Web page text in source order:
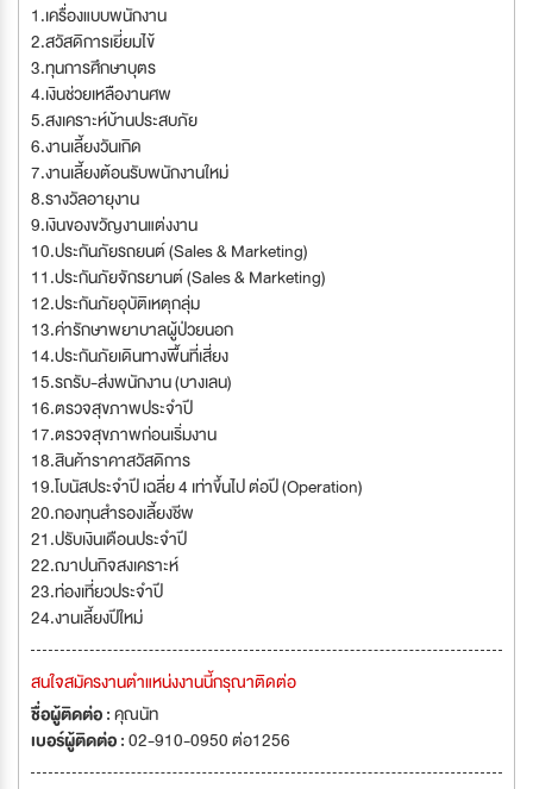
1.เครื่องแบบพนักงาน
2.สวัสดิการเยี่ยมไข้
3.ทุนการศึกษาบุตร
4.เงินช่วยเหลืองานศพ
5.สงเคราะห์บ้านประสบภัย
6.งานเลี้ยงวันเกิด
7.งานเลี้ยงต้อนรับพนักงานใหม่
8.รางวัลอายุงาน
9.เงินของขวัญงานแต่งงาน
10.ประกันภัยรถยนต์ (Sales & Marketing)
11.ประกันภัยจักรยานต์ (Sales & Marketing)
12.ประกันภัยอุบัติเหตุกลุ่ม
13.ค่ารักษาพยาบาลผู้ป่วยนอก
14.ประกันภัยเดินทางพื้นที่เสี่ยง
15.รถรับ-ส่งพนักงาน (บางเลน)
16.ตรวจสุขภาพประจำปี
17.ตรวจสุขภาพก่อนเริ่มงาน
18.สินค้าราคาสวัสดิการ
19.โบนัสประจำปี เฉลี่ย 4 เท่าขึ้นไป ต่อปี (Operation)
20.กองทุนสำรองเลี้ยงชีพ
21.ปรับเงินเดือนประจำปี
22.ฌาปนกิจสงเคราะห์
23.ท่องเที่ยวประจำปี
24.งานเลี้ยงปีใหม่
สนใจสมัครงานตำแหน่งงานนี้กรุณาติดต่อ
ชื่อผู้ติดต่อ :คุณนัท
เบอร์ผู้ติดต่อ :02-910-0950 ต่อ1256